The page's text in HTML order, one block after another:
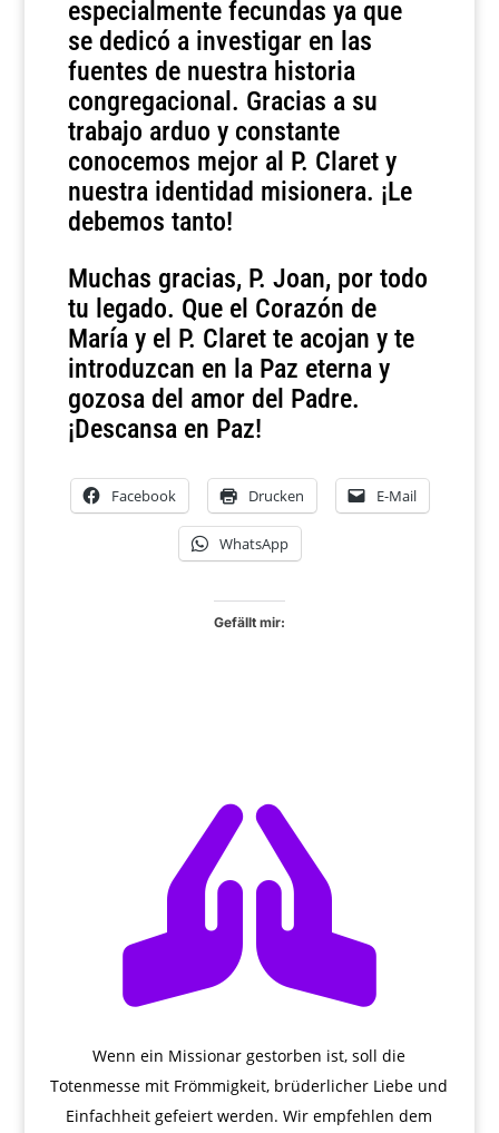
especialmente fecundas ya que
se dedicó a investigar en las
fuentes de nuestra historia
congregacional. Gracias a su
trabajo arduo y constante
conocemos mejor al P. Claret y
nuestra identidad misionera. ¡Le
debemos tanto!
Muchas gracias, P. Joan, por todo
tu legado. Que el Corazón de
María y el P. Claret te acojan y te
introduzcan en la Paz eterna y
gozosa del amor del Padre.
¡Descansa en Paz!
Facebook Drucken E-Mail
WhatsApp
Gefällt mir:

Wenn ein Missionar gestorben ist, soll die
Totenmesse mit Frömmigkeit, brüderlicher Liebe und
Einfachheit gefeiert werden. Wir empfehlen dem